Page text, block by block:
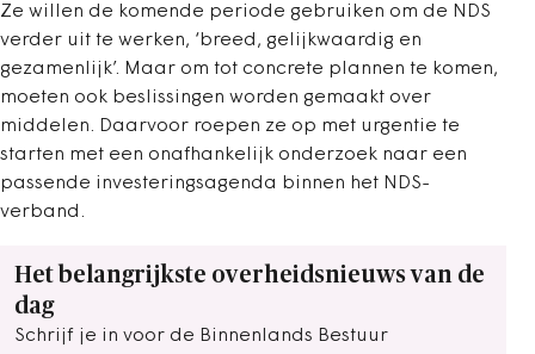
Ze willen de komende periode gebruiken om de NDS
verder uit te werken, ‘breed, gelijkwaardig en
gezamenlijk’. Maar om tot concrete plannen te komen,
moeten ook beslissingen worden gemaakt over
middelen. Daarvoor roepen ze op met urgentie te
starten met een onafhankelijk onderzoek naar een
passende investeringsagenda binnen het NDS-
verband.
Het belangrijkste overheidsnieuws van de
dag
Schrijf je in voor de Binnenlands Bestuur